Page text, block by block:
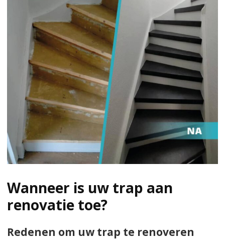
Wanneer is uw trap aan
renovatie toe?
Redenen om uw trap te renoveren